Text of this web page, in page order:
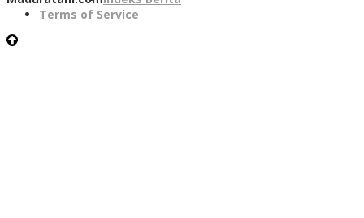
Terms of Service